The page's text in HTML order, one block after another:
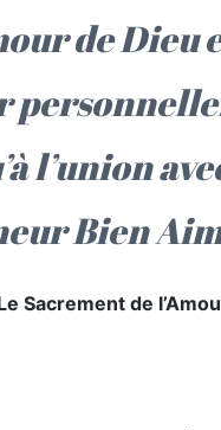
de Dieu
l’union
Bien
Sacrement de